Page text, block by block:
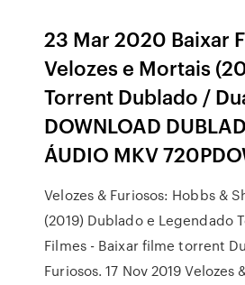
23 Mar 2020 Baixar
Velozes e Mortais
Torrent Dublado /
DOWNLOAD
ÁUDIO MKV
Velozes & Furiosos: Hobbs &
(2019) Dublado e Legendado
Filmes - Baixar filme torrent
Furiosos. 17 Nov 2019 Velozes